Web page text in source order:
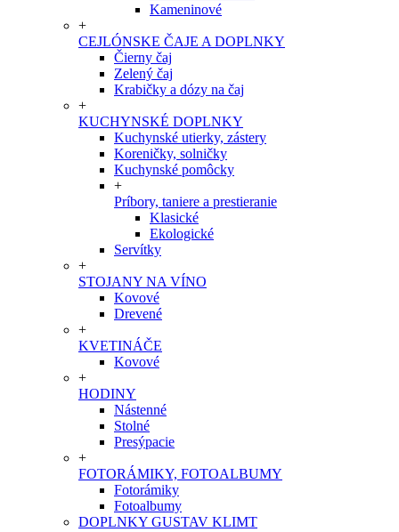
Kameninové
+
CEJLÓNSKE ČAJE A DOPLNKY
Čierny čaj
Zelený čaj
Krabičky a dózy na čaj
+
KUCHYNSKÉ DOPLNKY
Kuchynské utierky, zástery
Koreničky, solničky
Kuchynské pomôcky
+
Príbory, taniere a prestieranie
Klasické
Ekologické
Servítky
+
STOJANY NA VÍNO
Kovové
Drevené
+
KVETINÁČE
Kovové
+
HODINY
Nástenné
Stolné
Presýpacie
+
FOTORÁMIKY, FOTOALBUMY
Fotorámiky
Fotoalbumy
DOPLNKY GUSTAV KLIMT